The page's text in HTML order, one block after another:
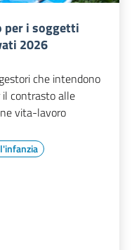
per i soggetti
2026
che intendono
il contrasto alle
vita-lavoro